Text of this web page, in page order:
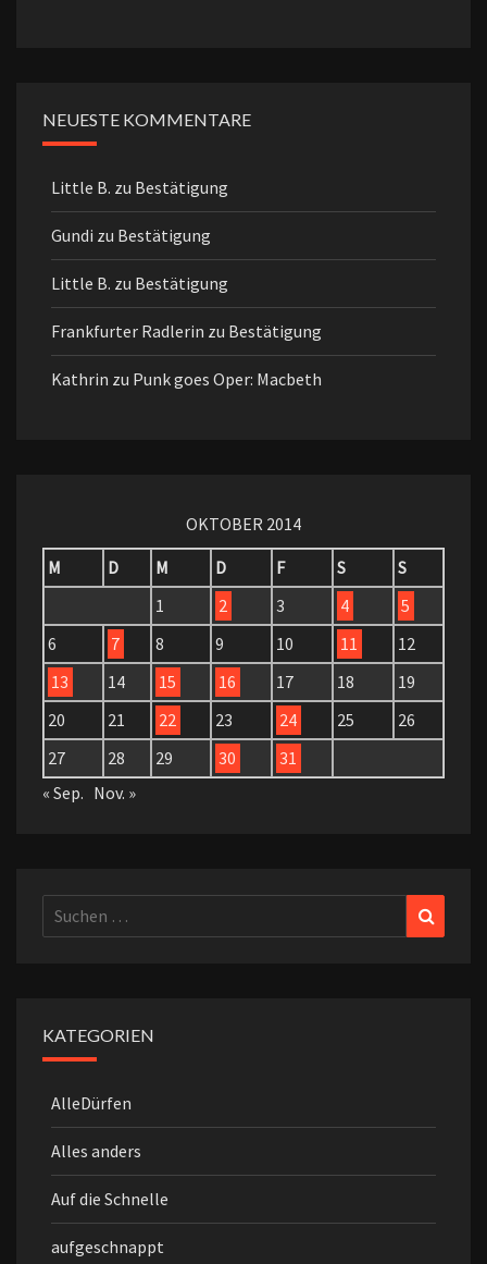
NEUESTE KOMMENTARE
Little B. zu Bestätigung
Gundi zu Bestätigung
Little B. zu Bestätigung
Frankfurter Radlerin zu Bestätigung
Kathrin zu Punk goes Oper: Macbeth
OKTOBER 2014
M
D M D F S
S
1
2 3 4
5
6
7 8 9 10 11
12
13
14 15 16 17 18
19
20
21 22 23 24 25
26
27
28 29 30
31
« Sep. Nov. »
Suchen
nach:
KATEGORIEN
AlleDürfen
Alles anders
Auf die Schnelle
aufgeschnappt